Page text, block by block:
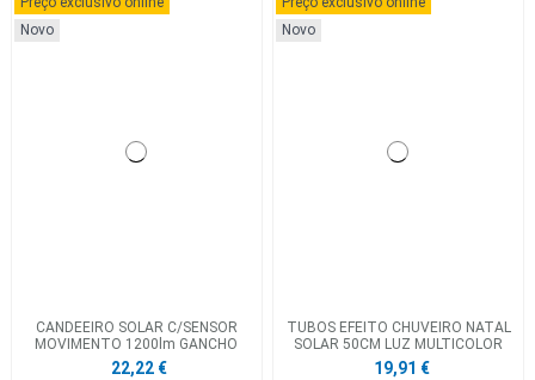
Novo
CANDEEIRO SOLAR C/SENSOR
MOVIMENTO 1200lm GANCHO
22,22 €
Novo
TUBOS EFEITO CHUVEIRO NATAL
SOLAR 50CM LUZ MULTICOLOR
19,91 €